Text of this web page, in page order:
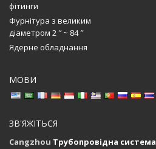
фітинги
Фурнітура з великим
діаметром 2 ″ ~ 84 ″
Ядерне обладнання
МОВИ
ЗВ'ЯЖІТЬСЯ
Cangzhou Трубопровідна система